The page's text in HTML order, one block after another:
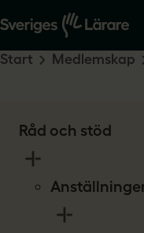
Råd och stöd
Start Medlemskap